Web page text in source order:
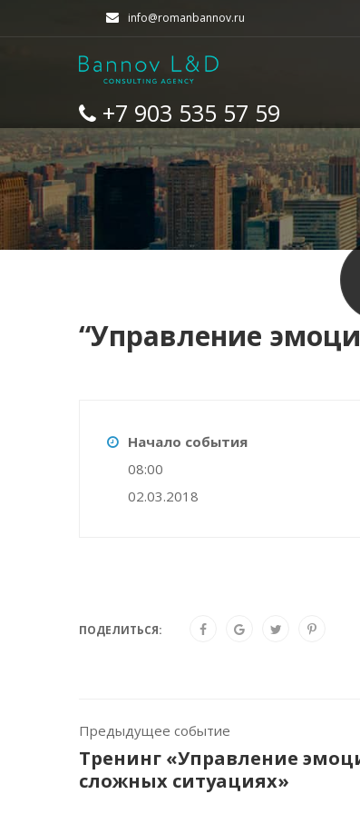
info@romanbannov.ru
+7 903 535 57 59
“Управление
Начало события
08:00
02.03.2018
ПОДЕЛИТЬСЯ:
Предыдущее событие
Тренинг «Управление
сложных ситуациях»